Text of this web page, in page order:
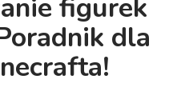
figurek
dla